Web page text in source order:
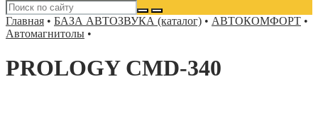
Главная • БАЗА АВТОЗВУКА (каталог) • АВТОКОМФОРТ •
Автомагнитолы •
PROLOGY CMD-340